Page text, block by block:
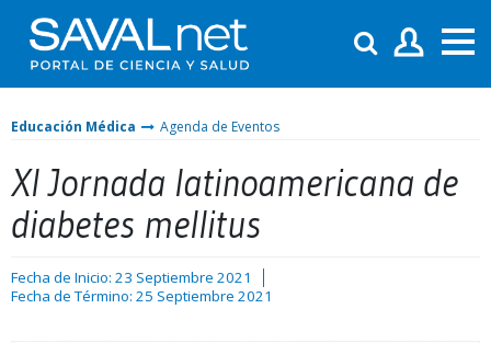
Educación Médica Agenda de Eventos
XI Jornada latinoamericana de
diabetes mellitus
Fecha de Inicio: 23 Septiembre 2021
Fecha de Término: 25 Septiembre 2021